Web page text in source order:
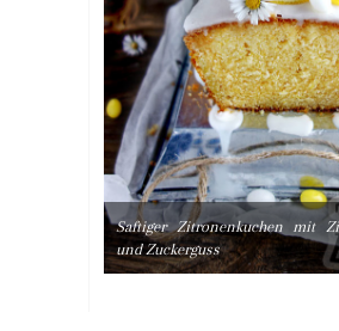
Saftiger Zitronenkuchen mit
und Zuckerguss